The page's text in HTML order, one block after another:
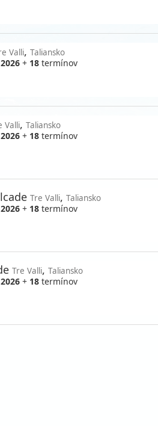
Valli, Taliansko
+ 18 termínov
Valli, Taliansko
+ 18 termínov
Tre Valli, Taliansko
+ 18 termínov
Tre Valli, Taliansko
+ 18 termínov